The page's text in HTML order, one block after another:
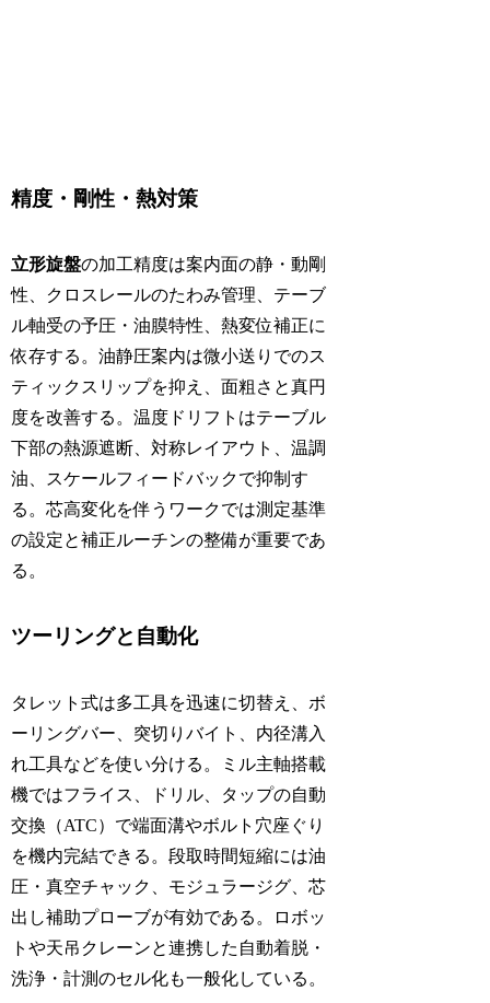
精度・剛性・熱対策
立形旋盤の加工精度は案内面の静・動剛
性、クロスレールのたわみ管理、テーブ
ル軸受の予圧・油膜特性、熱変位補正に
依存する。油静圧案内は微小送りでのス
ティックスリップを抑え、面粗さと真円
度を改善する。温度ドリフトはテーブル
下部の熱源遮断、対称レイアウト、温調
油、スケールフィードバックで抑制す
る。芯高変化を伴うワークでは測定基準
の設定と補正ルーチンの整備が重要であ
る。
ツーリングと自動化
タレット式は多工具を迅速に切替え、ボ
ーリングバー、突切りバイト、内径溝入
れ工具などを使い分ける。ミル主軸搭載
機ではフライス、ドリル、タップの自動
交換（ATC）で端面溝やボルト穴座ぐり
を機内完結できる。段取時間短縮には油
圧・真空チャック、モジュラージグ、芯
出し補助プローブが有効である。ロボッ
トや天吊クレーンと連携した自動着脱・
洗浄・計測のセル化も一般化している。